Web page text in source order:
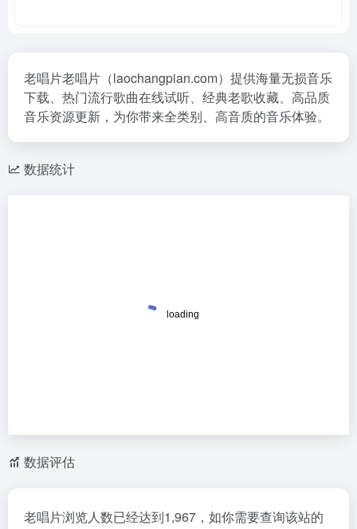
老唱片老唱片（laochangpian.com）提供海量无损音乐
下载、热门流行歌曲在线试听、经典老歌收藏、高品质
音乐资源更新，为你带来全类别、高音质的音乐体验。
数据统计
数据评估
老唱片浏览人数已经达到1,967，如你需要查询该站的